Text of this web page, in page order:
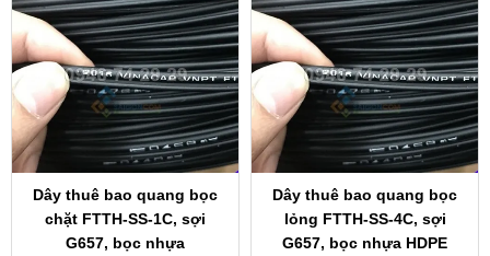
Dây thuê bao quang bọc
chặt FTTH-SS-1C, sợi
G657, bọc nhựa
Dây thuê bao quang bọc
lỏng FTTH-SS-4C, sợi
G657, bọc nhựa HDPE